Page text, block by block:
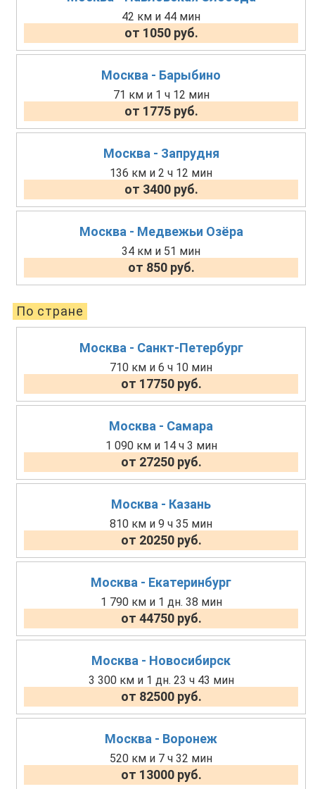
42 км и 44 мин
от 1050 руб.
Москва - Барыбино
71 км и 1 ч 12 мин
от 1775 руб.
Москва - Запрудня
136 км и 2 ч 12 мин
от 3400 руб.
Москва - Медвежьи Озёра
34 км и 51 мин
от 850 руб.
По стране
Москва - Санкт-Петербург
710 км и 6 ч 10 мин
от 17750 руб.
Москва - Самара
1 090 км и 14 ч 3 мин
от 27250 руб.
Москва - Казань
810 км и 9 ч 35 мин
от 20250 руб.
Москва - Екатеринбург
1 790 км и 1 дн. 38 мин
от 44750 руб.
Москва - Новосибирск
3 300 км и 1 дн. 23 ч 43 мин
от 82500 руб.
Москва - Воронеж
520 км и 7 ч 32 мин
от 13000 руб.